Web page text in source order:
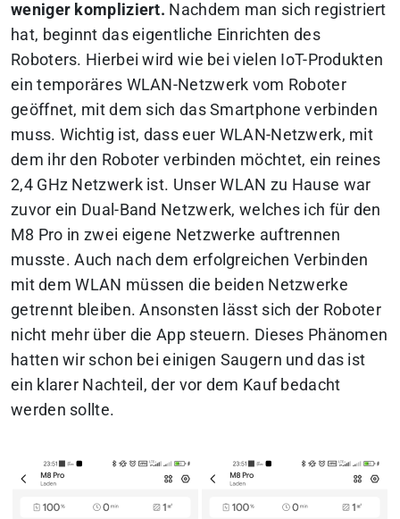
weniger kompliziert. Nachdem man sich registriert
hat, beginnt das eigentliche Einrichten des
Roboters. Hierbei wird wie bei vielen IoT-Produkten
ein temporäres WLAN-Netzwerk vom Roboter
geöffnet, mit dem sich das Smartphone verbinden
muss. Wichtig ist, dass euer WLAN-Netzwerk, mit
dem ihr den Roboter verbinden möchtet, ein reines
2,4 GHz Netzwerk ist. Unser WLAN zu Hause war
zuvor ein Dual-Band Netzwerk, welches ich für den
M8 Pro in zwei eigene Netzwerke auftrennen
musste. Auch nach dem erfolgreichen Verbinden
mit dem WLAN müssen die beiden Netzwerke
getrennt bleiben. Ansonsten lässt sich der Roboter
nicht mehr über die App steuern. Dieses Phänomen
hatten wir schon bei einigen Saugern und das ist
ein klarer Nachteil, der vor dem Kauf bedacht
werden sollte.